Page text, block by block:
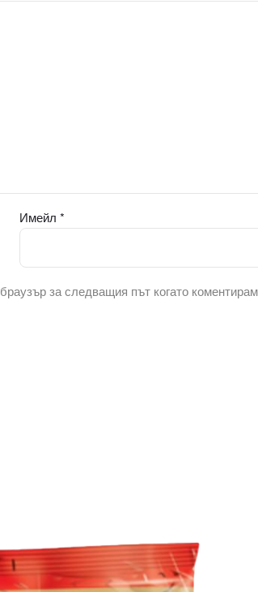
Имейл *
за следващия път когато